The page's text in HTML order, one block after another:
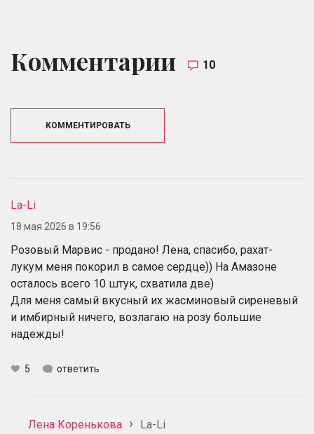
Комментарии 10
КОММЕНТИРОВАТЬ
La-Li
18 мая 2026 в 19:56
Розовый Марвис - продано! Лена, спасибо, рахат-
лукум меня покорил в самое сердце)) На Амазоне
осталось всего 10 штук, схватила две)
Для меня самый вкусный их жасминовый сиреневый
и имбирный ничего, возлагаю на розу большие
надежды!
5 ответить
Лена Коренькова La-Li